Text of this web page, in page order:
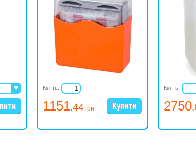
1151.44 грн
Кіл-ть:
2750
Кіл-ть: